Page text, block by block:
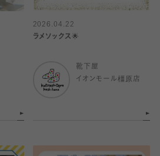
2026.04.22
ラメソックス🌟
靴下屋
イオンモール橿原店